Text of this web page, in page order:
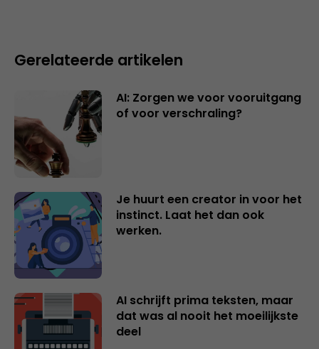
Gerelateerde artikelen
AI: Zorgen we voor vooruitgang
of voor verschraling?
Je huurt een creator in voor het
instinct. Laat het dan ook
werken.
AI schrijft prima teksten, maar
dat was al nooit het moeilijkste
deel